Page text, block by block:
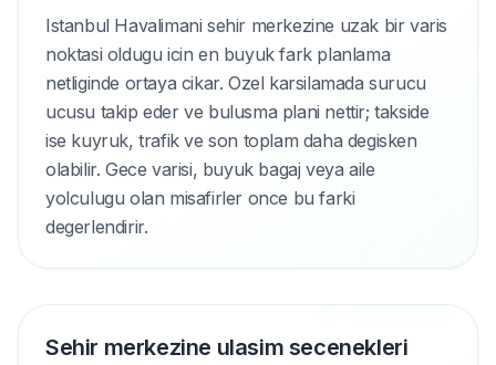
Istanbul Havalimani sehir merkezine uzak bir varis
noktasi oldugu icin en buyuk fark planlama
netliginde ortaya cikar. Ozel karsilamada surucu
ucusu takip eder ve bulusma plani nettir; takside
ise kuyruk, trafik ve son toplam daha degisken
olabilir. Gece varisi, buyuk bagaj veya aile
yolculugu olan misafirler once bu farki
degerlendirir.
Sehir merkezine ulasim secenekleri